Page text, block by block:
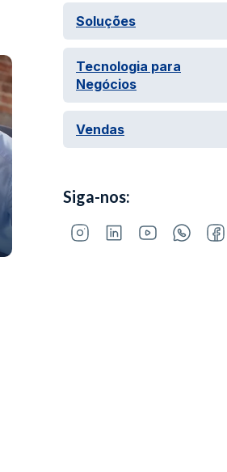
Soluções
Tecnologia para
Negócios
Vendas
Siga-nos: